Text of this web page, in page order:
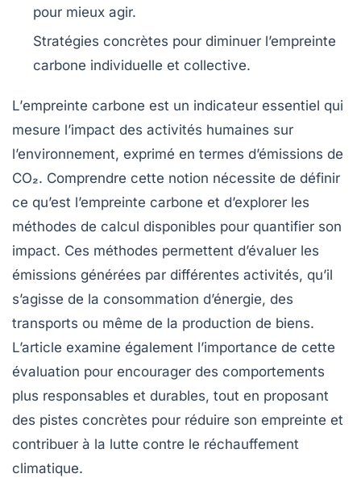
pour mieux agir.
Stratégies concrètes pour diminuer l’empreinte
carbone individuelle et collective.
L’empreinte carbone est un indicateur essentiel qui
mesure l’impact des activités humaines sur
l’environnement, exprimé en termes d’émissions de
CO₂. Comprendre cette notion nécessite de définir
ce qu’est l’empreinte carbone et d’explorer les
méthodes de calcul disponibles pour quantifier son
impact. Ces méthodes permettent d’évaluer les
émissions générées par différentes activités, qu’il
s’agisse de la consommation d’énergie, des
transports ou même de la production de biens.
L’article examine également l’importance de cette
évaluation pour encourager des comportements
plus responsables et durables, tout en proposant
des pistes concrètes pour réduire son empreinte et
contribuer à la lutte contre le réchauffement
climatique.